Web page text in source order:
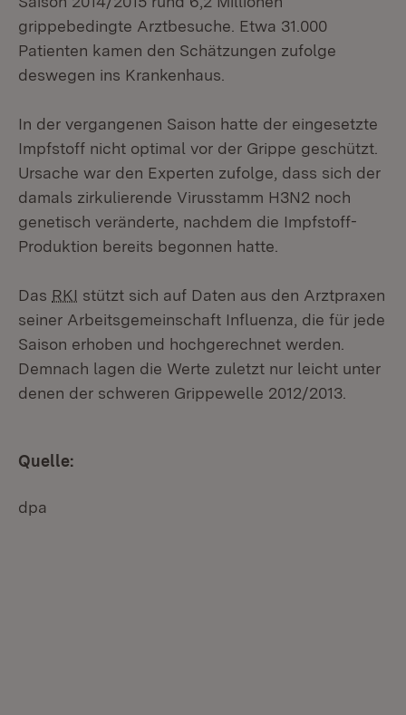
grippebedingte Arztbesuche. Etwa 31.000
Patienten kamen den Schätzungen zufolge
deswegen ins Krankenhaus.
In der vergangenen Saison hatte der eingesetzte
Impfstoff nicht optimal vor der Grippe geschützt.
Ursache war den Experten zufolge, dass sich der
damals zirkulierende Virusstamm H3N2 noch
genetisch veränderte, nachdem die Impfstoff-
Produktion bereits begonnen hatte.
Das RKI stützt sich auf Daten aus den Arztpraxen
seiner Arbeitsgemeinschaft Influenza, die für jede
Saison erhoben und hochgerechnet werden.
Demnach lagen die Werte zuletzt nur leicht unter
denen der schweren Grippewelle 2012/2013.
Quelle:
dpa